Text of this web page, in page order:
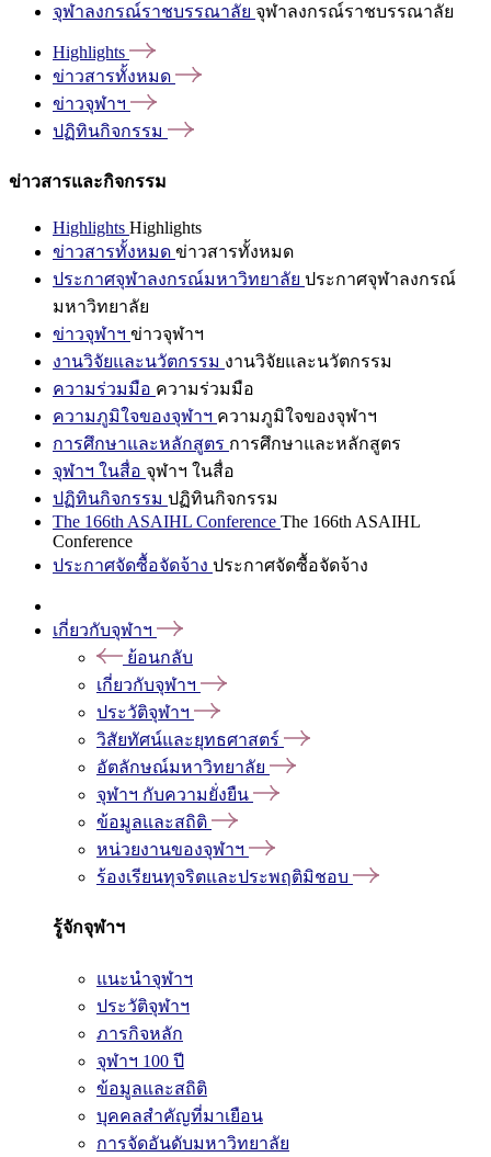
จุฬาลงกรณ์ราชบรรณาลัย จุฬาลงกรณ์ราชบรรณาลัย
Highlights
ข่าวสารทั้งหมด
ข่าวจุฬาฯ
ปฏิทินกิจกรรม
ข่าวสารและกิจกรรม
Highlights Highlights
ข่าวสารทั้งหมด ข่าวสารทั้งหมด
ประกาศจุฬาลงกรณ์มหาวิทยาลัย ประกาศจุฬาลงกรณ์
มหาวิทยาลัย
ข่าวจุฬาฯ ข่าวจุฬาฯ
งานวิจัยและนวัตกรรม งานวิจัยและนวัตกรรม
ความร่วมมือ ความร่วมมือ
ความภูมิใจของจุฬาฯ ความภูมิใจของจุฬาฯ
การศึกษาและหลักสูตร การศึกษาและหลักสูตร
จุฬาฯ ในสื่อ จุฬาฯ ในสื่อ
ปฏิทินกิจกรรม ปฏิทินกิจกรรม
The 166th ASAIHL Conference The 166th ASAIHL
Conference
ประกาศจัดซื้อจัดจ้าง ประกาศจัดซื้อจัดจ้าง
เกี่ยวกับจุฬาฯ
ย้อนกลับ
เกี่ยวกับจุฬาฯ
ประวัติจุฬาฯ
วิสัยทัศน์และยุทธศาสตร์
อัตลักษณ์มหาวิทยาลัย
จุฬาฯ กับความยั่งยืน
ข้อมูลและสถิติ
หน่วยงานของจุฬาฯ
ร้องเรียนทุจริตและประพฤติมิชอบ
รู้จักจุฬาฯ
แนะนำจุฬาฯ
ประวัติจุฬาฯ
ภารกิจหลัก
จุฬาฯ 100 ปี
ข้อมูลและสถิติ
บุคคลสำคัญที่มาเยือน
การจัดอันดับมหาวิทยาลัย